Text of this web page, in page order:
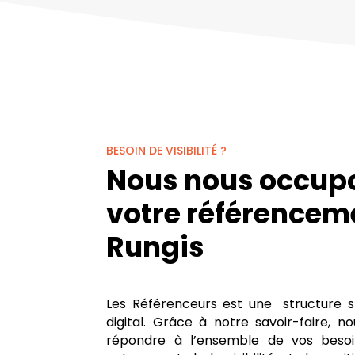
BESOIN DE VISIBILITÉ ?
Nous nous
votre
Rungis
Les Référenceurs est une structure
digital. Grâce à notre savoir-faire,
répondre à l’ensemble de vos